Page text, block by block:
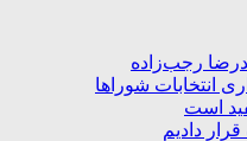
انتخابات شوراها
است
دادیم